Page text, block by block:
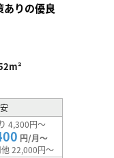
ありの優良
4,300円～
円/月～
22,000円～